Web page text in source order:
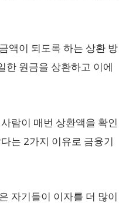
액이 되도록 하는 상환 방
한 원금을 상환하고 이에
람이 매번 상환액을 확인
는 2가지 이유로 금융기
자기들이 이자를 더 많이